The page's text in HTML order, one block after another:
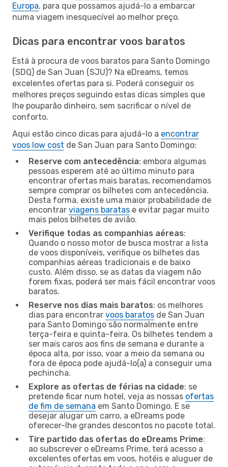
Europa, para que possamos ajudá-lo a embarcar
numa viagem inesquecível ao melhor preço.
Dicas para encontrar voos baratos
Está à procura de voos baratos para Santo Domingo
(SDQ) de San Juan (SJU)? Na eDreams, temos
excelentes ofertas para si. Poderá conseguir os
melhores preços seguindo estas dicas simples que
lhe pouparão dinheiro, sem sacrificar o nível de
conforto.
Aqui estão cinco dicas para ajudá-lo a encontrar
voos low cost de San Juan para Santo Domingo:
Reserve com antecedência: embora algumas
pessoas esperem até ao último minuto para
encontrar ofertas mais baratas, recomendamos
sempre comprar os bilhetes com antecedência.
Desta forma, existe uma maior probabilidade de
encontrar viagens baratas e evitar pagar muito
mais pelos bilhetes de avião.
Verifique todas as companhias aéreas:
Quando o nosso motor de busca mostrar a lista
de voos disponíveis, verifique os bilhetes das
companhias aéreas tradicionais e de baixo
custo. Além disso, se as datas da viagem não
forem fixas, poderá ser mais fácil encontrar voos
baratos.
Reserve nos dias mais baratos: os melhores
dias para encontrar voos baratos de San Juan
para Santo Domingo são normalmente entre
terça-feira e quinta-feira. Os bilhetes tendem a
ser mais caros aos fins de semana e durante a
época alta, por isso, voar a meio da semana ou
fora de época pode ajudá-lo(a) a conseguir uma
pechincha.
Explore as ofertas de férias na cidade: se
pretende ficar num hotel, veja as nossas ofertas
de fim de semana em Santo Domingo. E se
desejar alugar um carro, a eDreams pode
oferecer-lhe grandes descontos no pacote total.
Tire partido das ofertas do eDreams Prime:
ao subscrever o eDreams Prime, terá acesso a
excelentes ofertas em voos, hotéis e aluguer de